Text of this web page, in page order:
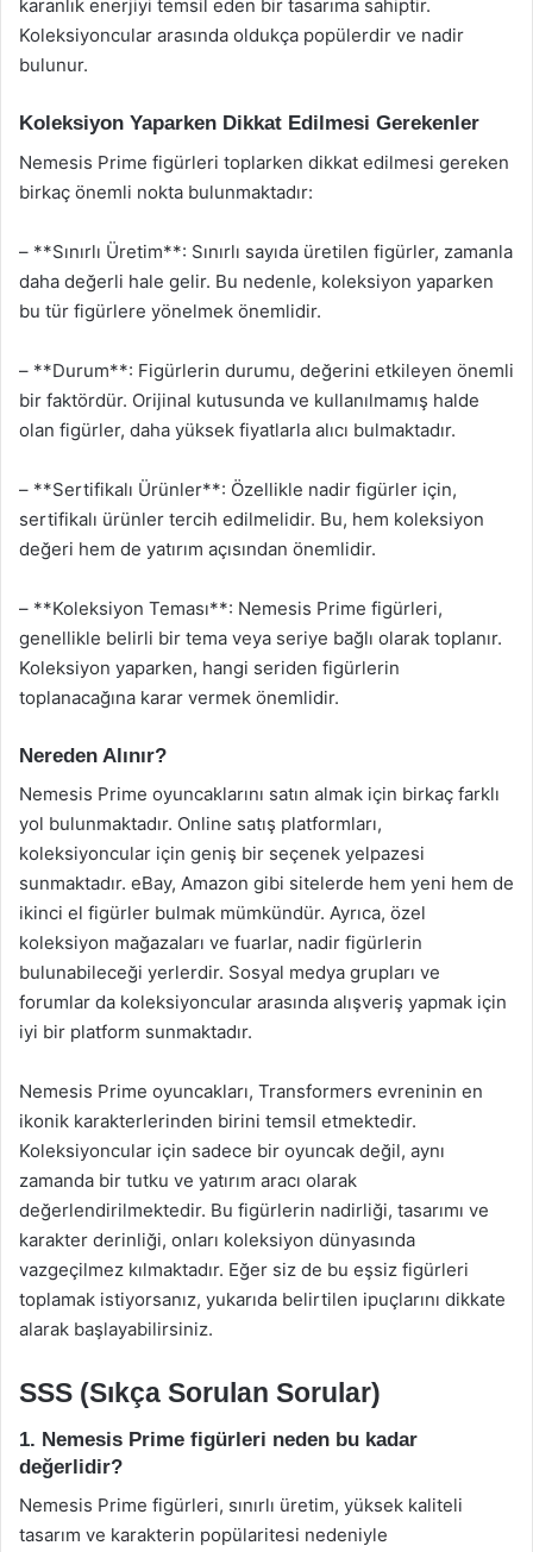
karanlık enerjiyi temsil eden bir tasarıma sahiptir.
Koleksiyoncular arasında oldukça popülerdir ve nadir
bulunur.
Koleksiyon Yaparken Dikkat Edilmesi Gerekenler
Nemesis Prime figürleri toplarken dikkat edilmesi gereken
birkaç önemli nokta bulunmaktadır:
– **Sınırlı Üretim**: Sınırlı sayıda üretilen figürler, zamanla
daha değerli hale gelir. Bu nedenle, koleksiyon yaparken
bu tür figürlere yönelmek önemlidir.
– **Durum**: Figürlerin durumu, değerini etkileyen önemli
bir faktördür. Orijinal kutusunda ve kullanılmamış halde
olan figürler, daha yüksek fiyatlarla alıcı bulmaktadır.
– **Sertifikalı Ürünler**: Özellikle nadir figürler için,
sertifikalı ürünler tercih edilmelidir. Bu, hem koleksiyon
değeri hem de yatırım açısından önemlidir.
– **Koleksiyon Teması**: Nemesis Prime figürleri,
genellikle belirli bir tema veya seriye bağlı olarak toplanır.
Koleksiyon yaparken, hangi seriden figürlerin
toplanacağına karar vermek önemlidir.
Nereden Alınır?
Nemesis Prime oyuncaklarını satın almak için birkaç farklı
yol bulunmaktadır. Online satış platformları,
koleksiyoncular için geniş bir seçenek yelpazesi
sunmaktadır. eBay, Amazon gibi sitelerde hem yeni hem de
ikinci el figürler bulmak mümkündür. Ayrıca, özel
koleksiyon mağazaları ve fuarlar, nadir figürlerin
bulunabileceği yerlerdir. Sosyal medya grupları ve
forumlar da koleksiyoncular arasında alışveriş yapmak için
iyi bir platform sunmaktadır.
Nemesis Prime oyuncakları, Transformers evreninin en
ikonik karakterlerinden birini temsil etmektedir.
Koleksiyoncular için sadece bir oyuncak değil, aynı
zamanda bir tutku ve yatırım aracı olarak
değerlendirilmektedir. Bu figürlerin nadirliği, tasarımı ve
karakter derinliği, onları koleksiyon dünyasında
vazgeçilmez kılmaktadır. Eğer siz de bu eşsiz figürleri
toplamak istiyorsanız, yukarıda belirtilen ipuçlarını dikkate
alarak başlayabilirsiniz.
SSS (Sıkça Sorulan Sorular)
1. Nemesis Prime figürleri neden bu kadar
değerlidir?
Nemesis Prime figürleri, sınırlı üretim, yüksek kaliteli
tasarım ve karakterin popülaritesi nedeniyle